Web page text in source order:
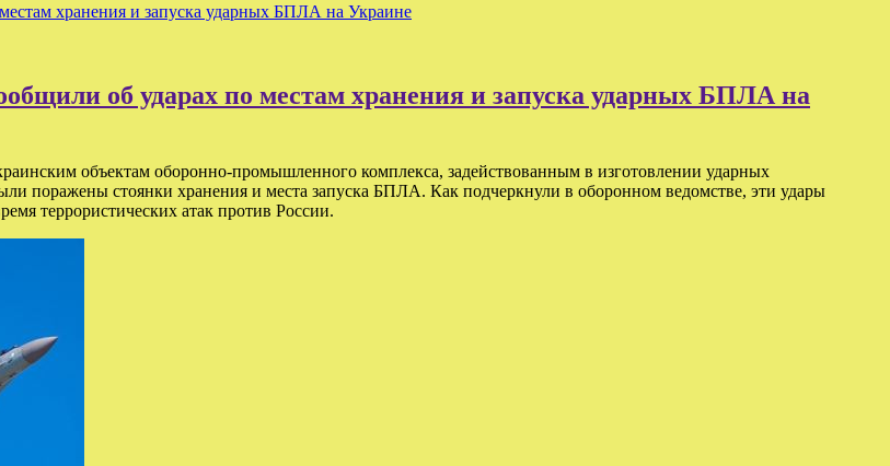
хранения и запуска ударных БПЛА на Украине
об ударах по местам хранения и запуска ударных БПЛА на
объектам оборонно-промышленного комплекса, задействованным в изготовлении ударных
поражены стоянки хранения и места запуска БПЛА. Как подчеркнули в оборонном ведомстве, эти удары
террористических атак против России.